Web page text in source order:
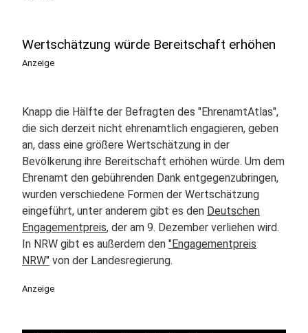
Wertschätzung würde Bereitschaft erhöhen
Anzeige
Knapp die Hälfte der Befragten des "EhrenamtAtlas",
die sich derzeit nicht ehrenamtlich engagieren, geben
an, dass eine größere Wertschätzung in der
Bevölkerung ihre Bereitschaft erhöhen würde. Um dem
Ehrenamt den gebührenden Dank entgegenzubringen,
wurden verschiedene Formen der Wertschätzung
eingeführt, unter anderem gibt es den Deutschen
Engagementpreis, der am 9. Dezember verliehen wird.
In NRW gibt es außerdem den "Engagementpreis
NRW" von der Landesregierung.
Anzeige